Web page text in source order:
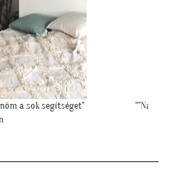
a tapéta felrakásához,
lett az eredmény!""
"Példa